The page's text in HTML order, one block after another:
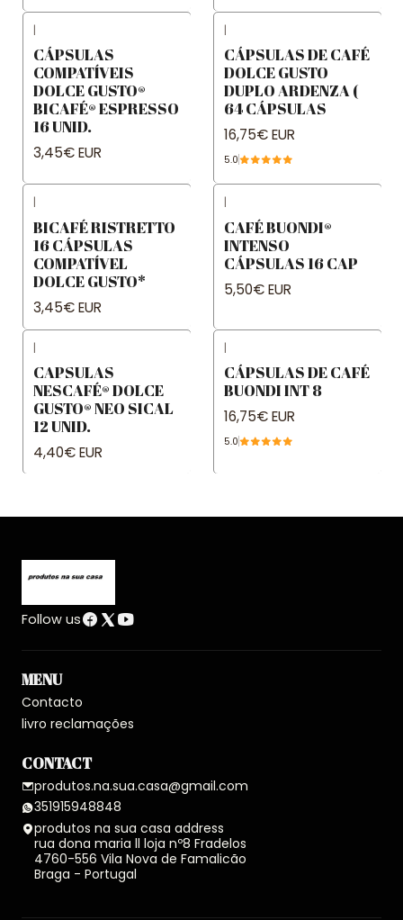
|
CÁPSULAS
COMPATÍVEIS
DOLCE GUSTO®
BICAFÉ® ESPRESSO
16 UNID.
3,45€ EUR
|
CÁPSULAS DE CAFÉ
DOLCE GUSTO
DUPLO ARDENZA (
64 CÁPSULAS
16,75€ EUR
5.0
|
BICAFÉ RISTRETTO
16 CÁPSULAS
COMPATÍVEL
DOLCE GUSTO*
3,45€ EUR
|
CAFÉ BUONDI®
INTENSO
CÁPSULAS 16 CAP
5,50€ EUR
|
CAPSULAS
NESCAFÉ® DOLCE
GUSTO® NEO SICAL
12 UNID.
4,40€ EUR
|
CÁPSULAS DE CAFÉ
BUONDI INT 8
16,75€ EUR
5.0
Follow us
MENU
Contacto
livro reclamações
CONTACT
produtos.na.sua.casa@gmail.com
351915948848
produtos na sua casa address
rua dona maria ll loja nº8 Fradelos
4760-556 Vila Nova de Famalicão
Braga - Portugal